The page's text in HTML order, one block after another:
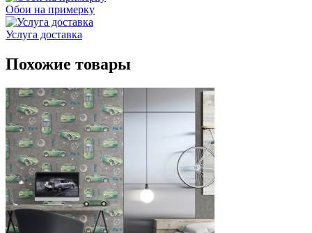
Обои на примерку
Услуга доставка
Похожие товары